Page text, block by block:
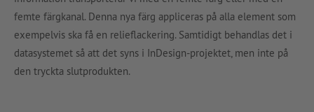
femte färgkanal. Denna nya färg appliceras på alla element som
exempelvis ska få en relieflackering. Samtidigt behandlas det i
datasystemet så att det syns i InDesign-projektet, men inte på
den tryckta slutprodukten.